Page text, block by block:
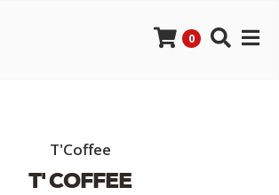
0
T'Coffee
T' COFFEE